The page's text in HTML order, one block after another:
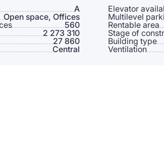
A Elevator
Open space, Offices Multilevel
560 Rentable area
2 273 310 Stage of
27 860 Building type
Сentral Ventilation